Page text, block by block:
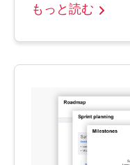
もっと読む